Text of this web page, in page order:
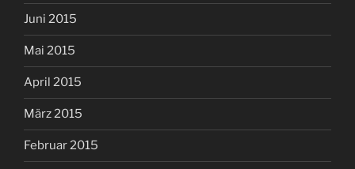
Juni 2015
Mai 2015
April 2015
März 2015
Februar 2015